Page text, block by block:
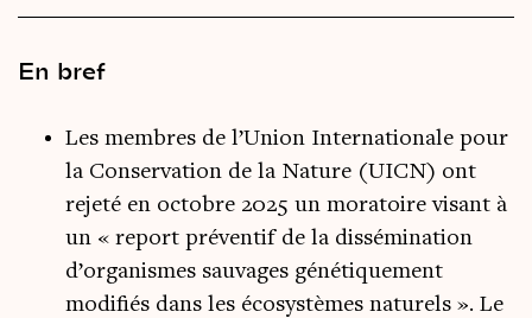
En bref
Les membres de l’Union Internationale pour
la Conservation de la Nature (UICN) ont
rejeté en octobre 2025 un moratoire visant à
un « report préventif de la dissémination
d’organismes sauvages génétiquement
modifiés dans les écosystèmes naturels ». Le